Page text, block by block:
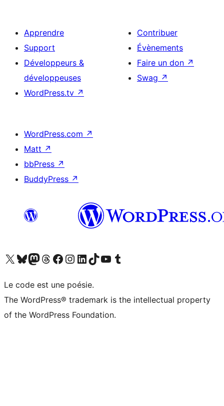
Apprendre
Support
Développeurs &
développeuses
WordPress.tv ↗
Contribuer
Évènements
Faire un don ↗
Swag ↗
WordPress.com ↗
Matt ↗
bbPress ↗
BuddyPress ↗
Visitez notre compte X (précédemment Twitter)
Visiter notre compte Bluesky
Visiter notre compte Mastodon
Visiter notre compte Threads
Consulter notre compte Facebook
Consulter notre compte Instagram
Consulter notre compte LinkedIn
Visiter notre compte TokTok
Visiter notre chaîne YouTube
Visiter notre compte Tumblr
Le code est une poésie.
The WordPress® trademark is the intellectual property
of the WordPress Foundation.